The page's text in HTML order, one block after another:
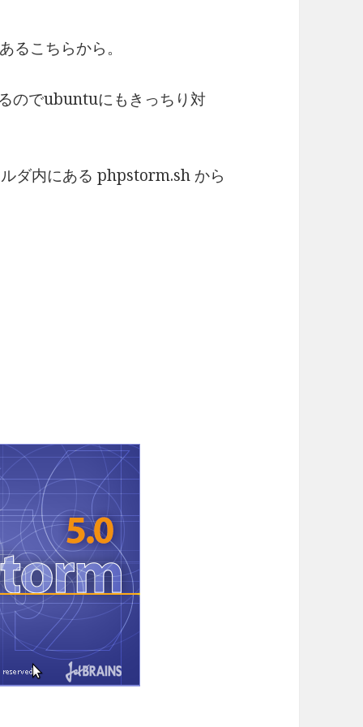
るこちらから。
のでubuntuにもきっちり対
ダ内にある phpstorm.sh から